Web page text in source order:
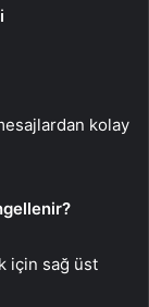
kolay
için sağ üst